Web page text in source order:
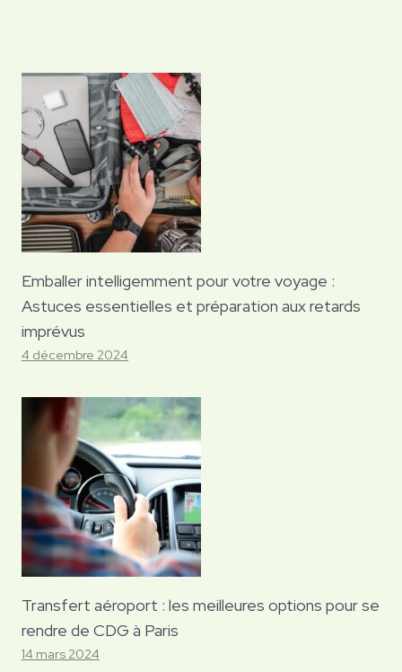
Emballer intelligemment pour votre voyage :
Astuces essentielles et préparation aux retards
imprévus
4 décembre 2024
Transfert aéroport : les meilleures options pour se
rendre de CDG à Paris
14 mars 2024